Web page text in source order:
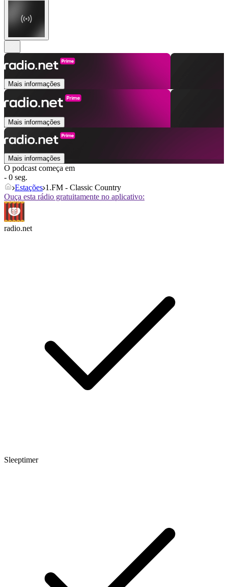
Mais informações
Mais informações
Mais informações
O podcast começa em
- 0 seg.
Estações 1.FM - Classic Country
Ouça esta rádio gratuitamente no aplicativo:
radio.net
Sleeptimer